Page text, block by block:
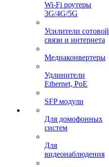
Wi-Fi роутеры
3G/4G/5G
Усилители сотовой
связи и интернета
Медиаконвертеры
Удлинители
Ethernet, PoE
SFP модули
Для домофонных
систем
Для
видеонаблюдения